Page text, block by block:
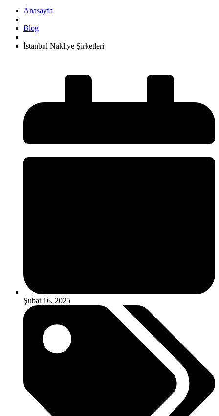
Anasayfa
Blog
İstanbul Nakliye Şirketleri
Şubat 16, 2025